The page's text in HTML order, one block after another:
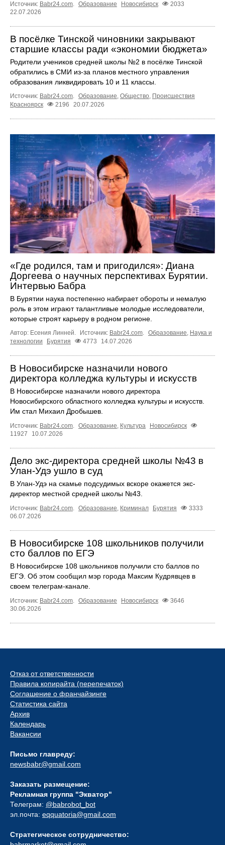
Источник: Babr24.com. Образование Новосибирск
2033
22.07.2026
В посёлке Тинской чиновники закрывают
старшие классы ради «экономии бюджета»
Родители учеников средней школы №2 в посёлке Тинской
обратились в СМИ из-за планов местного управления
образования ликвидировать 10 и 11 классы.
Источник: Babr24.com. Образование, Общество, Происшествия
Красноярск
2196 20.07.2026
«Где родился, там и пригодился»: Диана
Доргеева о научных перспективах Бурятии.
Интервью Бабра
В Бурятии наука постепенно набирает обороты и немалую
роль в этом играют талантливые молодые исследователи,
которые строят карьеру в родном регионе.
Автор: Есения Линней. Источник: Babr24.com. Образование, Наука и
технологии
Бурятия 4773 14.07.2026
В Новосибирске назначили нового
директора колледжа культуры и искусств
В Новосибирске назначили нового директора
Новосибирского областного колледжа культуры и искусств.
Им стал Михаил Дробышев.
Источник: Babr24.com. Образование, Культура
Новосибирск
11927
10.07.2026
Дело экс-директора средней школы №43 в
Улан-Удэ ушло в суд
В Улан-Удэ на скамье подсудимых вскоре окажется экс-
директор местной средней школы №43.
Источник: Babr24.com. Образование, Криминал Бурятия
3333
06.07.2026
В Новосибирске 108 школьников получили
сто баллов по ЕГЭ
В Новосибирске 108 школьников получили сто баллов по
ЕГЭ. Об этом сообщил мэр города Максим Кудрявцев в
своем телеграм-канале.
Источник: Babr24.com. Образование Новосибирск
3646
30.06.2026
Отказ от ответственности
Правила копирайта (перепечаток)
Соглашение о франчайзинге
Статистика сайта
Архив
Календарь
Вакансии
Письмо главреду:
newsbabr@gmail.com
Заказать размещение:
Рекламная группа "Экватор"
Телеграм: @babrobot_bot
эл.почта: eqquatoria@gmail.com
Стратегическое сотрудничество: